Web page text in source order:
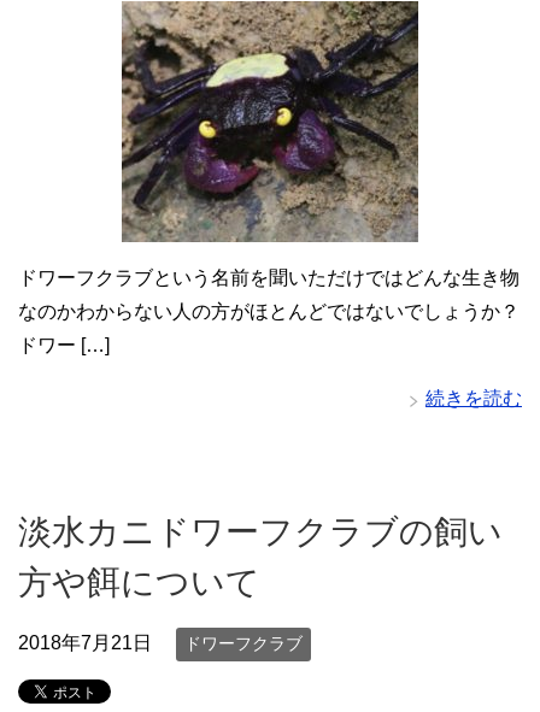
ドワーフクラブという名前を聞いただけではどんな生き物
なのかわからない人の方がほとんどではないでしょうか？
ドワー […]
続きを読む
淡水カニドワーフクラブの飼い
方や餌について
2018年7月21日 ドワーフクラブ